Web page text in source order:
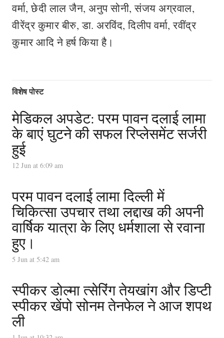
वर्मा, छेदी लाल जैन, अनुप सोनी, संजय अग्रवाल,
वीरेंद्र कुमार बीरु, डा. अरविंद, दिलीप वर्मा, रवींद्र
कुमार आदि ने हर्ष किया है।
विशेष पोस्ट
मेडिकल अपडेट: परम पावन दलाई लामा
के बाएं घुटने की सफल रिप्लेसमेंट सर्जरी
हुई
12 Jun at 6:09 am
परम पावन दलाई लामा दिल्ली में
चिकित्सा उपचार तथा लद्दाख की अपनी
वार्षिक यात्रा के लिए धर्मशाला से रवाना
हुए।
5 Jun at 5:42 am
स्पीकर डोल्मा त्सेरिंग तेयखांग और डिप्टी
स्पीकर खेंपो सोनम तेनफेल ने आज शपथ
ली